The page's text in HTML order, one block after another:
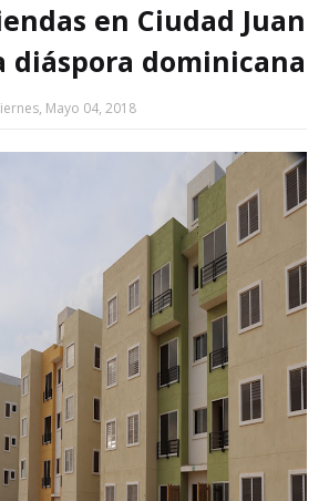
en Ciudad Juan
diáspora dominicana
Mayo 04, 2018